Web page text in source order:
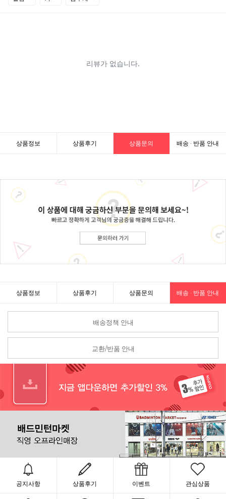
상품정보 상품후기 상품문의 배송 · 반품 안내
상품정보 상품후기 상품문의 배송 · 반품 안내
배송정책 안내
교환/반품 안내
공지사항 상품후기 이벤트 관심상품